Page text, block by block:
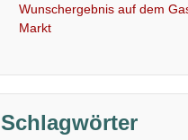
Wunschergebnis auf dem
Markt
Schlagwörter